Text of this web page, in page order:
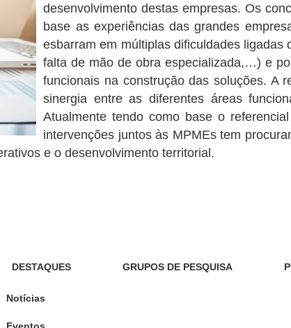
desenvolvimento destas empresas. Os
base as experiências das grandes
esbarram em múltiplas dificuldades
falta de mão de obra especializada,…) e
funcionais na construção das soluções. A
sinergia entre as diferentes áreas
Atualmente tendo como base o
intervenções juntos às MPMEs tem
e o desenvolvimento territorial.
DESTAQUES
Notícias
Eventos
GRUPOS DE PESQUISA